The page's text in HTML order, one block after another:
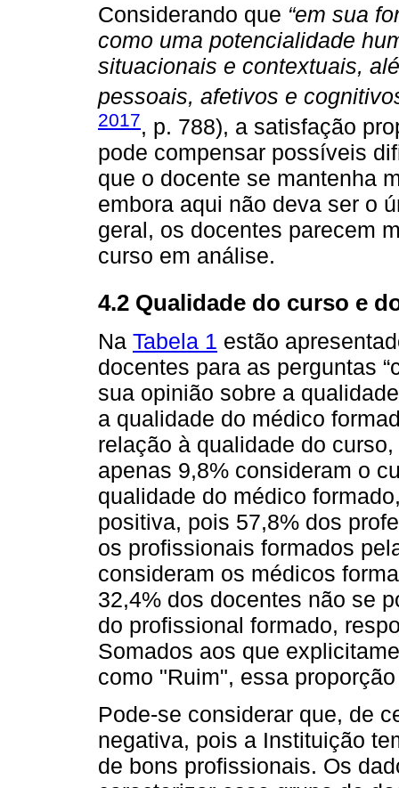
Considerando que “em sua
como uma potencialidade
situacionais e contextuais,
pessoais, afetivos e
2017, p. 788), a satisfação
pode compensar possíveis
que o docente se mantenha
embora aqui não deva ser o
geral, os docentes parecem
curso em análise.
4.2 Qualidade do curso e
Na Tabela 1 estão
docentes para as perguntas
sua opinião sobre a
a qualidade do médico
relação à qualidade do
apenas 9,8% consideram o
qualidade do médico
positiva, pois 57,8% dos
os profissionais formados
consideram os médicos
32,4% dos docentes não se
do profissional formado,
Somados aos que
como "Ruim", essa
Pode-se considerar que, de
negativa, pois a Instituição
de bons profissionais. Os